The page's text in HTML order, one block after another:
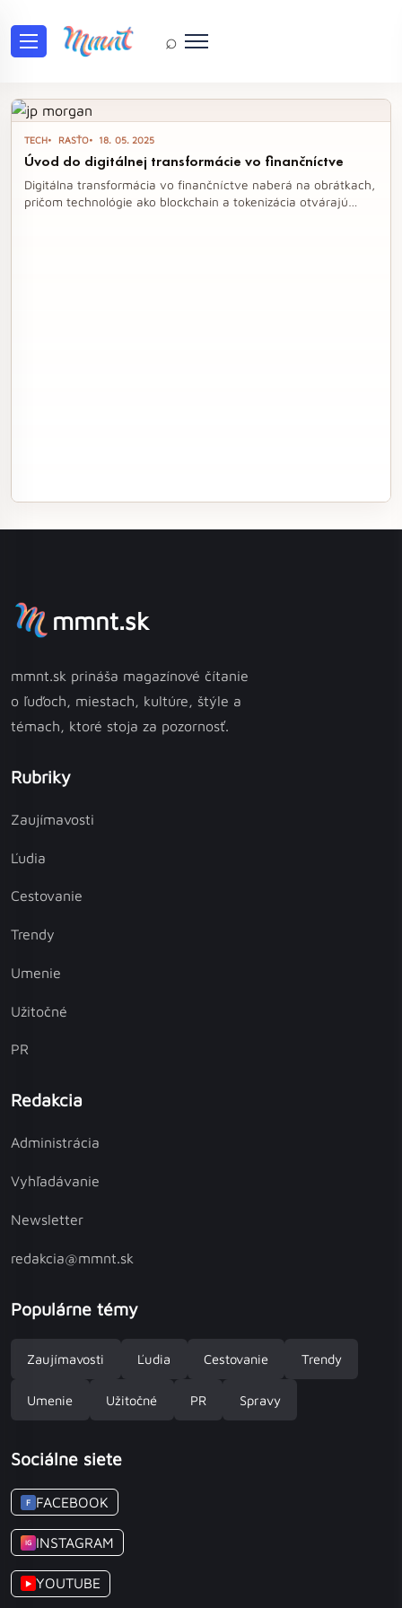
⌕
Tag: jpmorgan
TECH RASŤO 18. 05. 2025
Úvod do digitálnej transformácie vo finančníctve
Digitálna transformácia vo finančníctve naberá na obrátkach,
pričom technológie ako blockchain a tokenizácia otvárajú
mmnt.sk
mmnt.sk prináša magazínové čítanie
o ľuďoch, miestach, kultúre, štýle a
témach, ktoré stoja za pozornosť.
Rubriky
Zaujímavosti
Ľudia
Cestovanie
Trendy
Umenie
Užitočné
PR
Redakcia
Administrácia
Vyhľadávanie
Newsletter
redakcia@mmnt.sk
Populárne témy
Zaujímavosti Ľudia Cestovanie Trendy
Umenie Užitočné PR Spravy
Sociálne siete
F FACEBOOK
IG INSTAGRAM
▶ YOUTUBE